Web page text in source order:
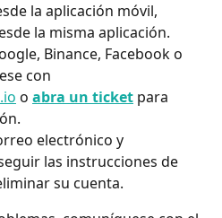
la aplicación móvil,
la misma aplicación.
Binance, Facebook o
con
o abra un ticket para
electrónico y
las instrucciones de
su cuenta.